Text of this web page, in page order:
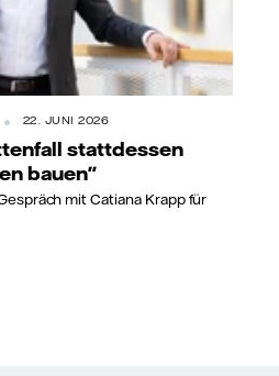
22. JUNI 2026
stattdessen
bauen"
mit Catiana Krapp für